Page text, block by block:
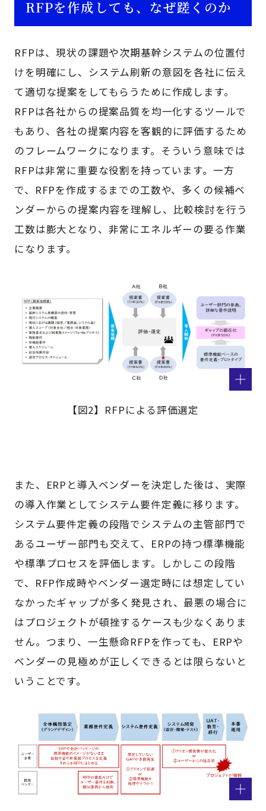
RFPを作成しても、なぜ蹉くのか
RFPは、現状の課題や次期基幹システムの位置付
けを明確にし、システム刷新の意図を各社に伝え
て適切な提案をしてもらうために作成します。
RFPは各社からの提案品質を均一化するツールで
もあり、各社の提案内容を客観的に評価するため
のフレームワークになります。そういう意味では
RFPは非常に重要な役割を持っています。一方
で、RFPを作成するまでの工数や、多くの候補ベ
ンダーからの提案内容を理解し、比較検討を行う
工数は膨大となり、非常にエネルギーの要る作業
になります。
【図2】RFPによる評価選定
また、ERPと導入ベンダーを決定した後は、実際
の導入作業としてシステム要件定義に移ります。
システム要件定義の段階でシステムの主管部門で
あるユーザー部門も交えて、ERPの持つ標準機能
や標準プロセスを評価します。しかしこの段階
で、RFP作成時やベンダー選定時には想定してい
なかったギャップが多く発見され、最悪の場合に
はプロジェクトが頓挫するケースも少なくありま
せん。つまり、一生懸命RFPを作っても、ERPや
ベンダーの見極めが正しくできるとは限らないと
いうことです。